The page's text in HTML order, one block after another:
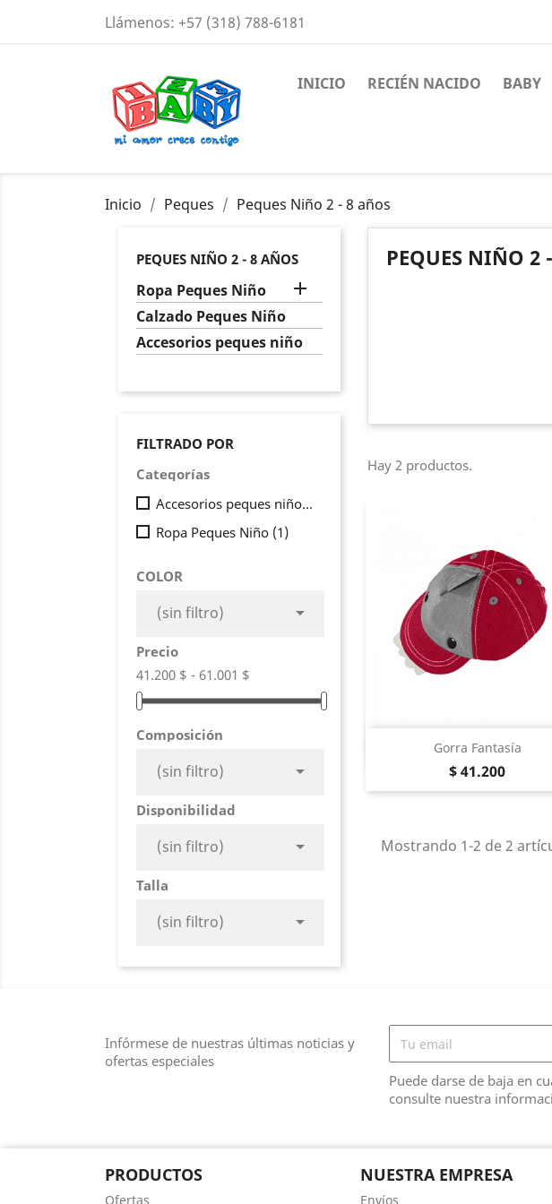
Llámenos: +57 (318) 788-6181
INICIO RECIÉN NACIDO BABY
Inicio Peques Peques Niño 2 - 8 años
PEQUES NIÑO 2 - 8 AÑOS
Ropa Peques Niño 
Calzado Peques Niño
Accesorios peques niño
FILTRADO POR
Categorías
Accesorios peques niño
(1)
Ropa Peques Niño (1)
COLOR
(sin filtro) 
Precio
41.200 $ - 61.001 $
Composición
(sin filtro) 
Disponibilidad
(sin filtro) 
Talla
(sin filtro) 
PEQUES NIÑO 2
Hay 2 productos.
Gorra Fantasía
Precio
$ 41.200
Vista Rápida
Tomate
Mostrando 1-2 de 2
Infórmese de nuestras últimas noticias y
ofertas especiales
Puede darse de baja en
consulte nuestra
PRODUCTOS
Ofertas
NUESTRA EMPRESA
Envíos